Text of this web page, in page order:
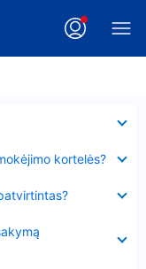
kortelės?